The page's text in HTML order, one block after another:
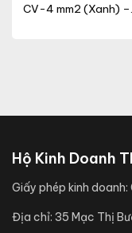
CV-4 mm2 (Xanh) –
Hộ Kinh Doanh
Giấy phép kinh doanh:
Địa chỉ: 35 Mạc Thị